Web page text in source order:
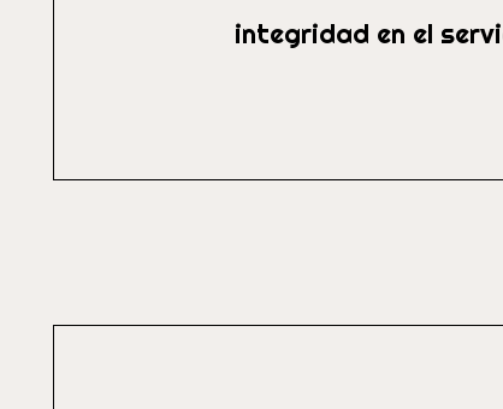
integridad en el